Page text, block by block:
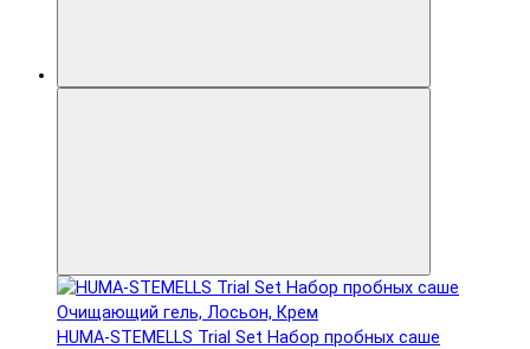
HUMA-STEMELLS Trial Set Набор пробных саше